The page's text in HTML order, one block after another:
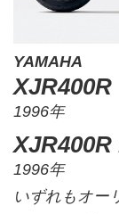
YAMAHA
XJR400R
1996年
XJR400R
1996年
いずれもオー